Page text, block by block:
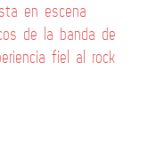
en escena
de la banda de
fiel al rock